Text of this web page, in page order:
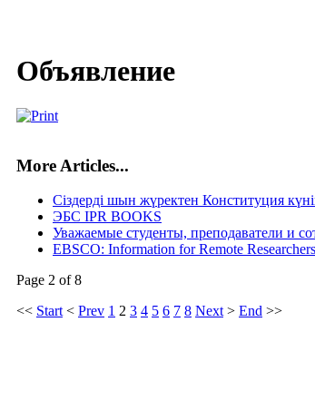
Объявление
More Articles...
Сіздерді шын жүректен Конституция
ЭБС IPR BOOKS
Уважаемые студенты, преподаватели и
EBSCO: Information for Remote
Page 2 of 8
<< Start < Prev 1 2 3 4 5 6 7 8 Next > End >>